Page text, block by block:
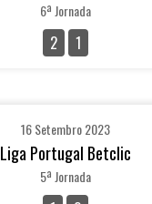
6ª Jornada
2 1
16 Setembro 2023
Liga Portugal Betclic
5ª Jornada